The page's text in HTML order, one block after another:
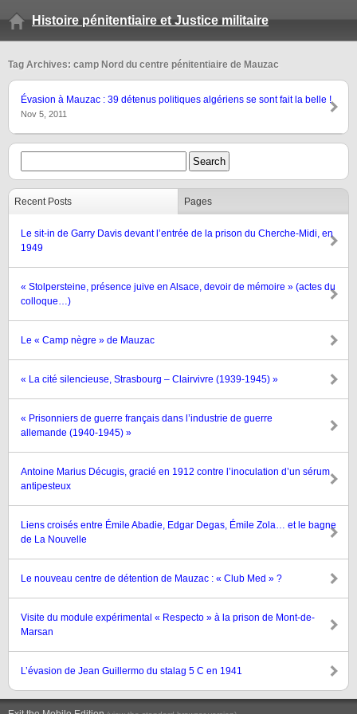
Histoire pénitentiaire et Justice militaire
Tag Archives: camp Nord du centre pénitentiaire de Mauzac
Évasion à Mauzac : 39 détenus politiques algériens se sont fait la belle !
Nov 5, 2011
Recent Posts Pages
Le sit-in de Garry Davis devant l’entrée de la prison du Cherche-Midi, en
1949
« Stolpersteine, présence juive en Alsace, devoir de mémoire » (actes du
colloque…)
Le « Camp nègre » de Mauzac
« La cité silencieuse, Strasbourg – Clairvivre (1939-1945) »
« Prisonniers de guerre français dans l’industrie de guerre
allemande (1940-1945) »
Antoine Marius Décugis, gracié en 1912 contre l’inoculation d’un sérum
antipesteux
Liens croisés entre Émile Abadie, Edgar Degas, Émile Zola… et le bagne
de La Nouvelle
Le nouveau centre de détention de Mauzac : « Club Med » ?
Visite du module expérimental « Respecto » à la prison de Mont-de-
Marsan
L’évasion de Jean Guillermo du stalag 5 C en 1941